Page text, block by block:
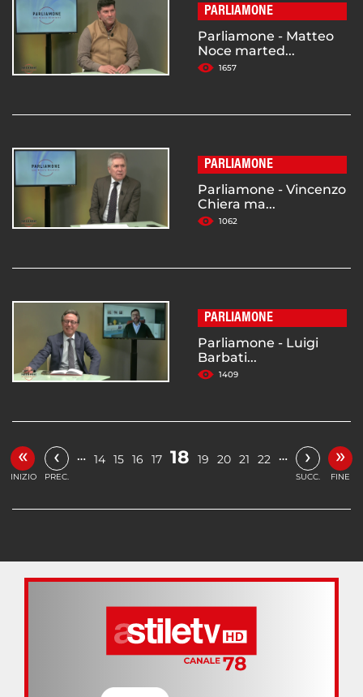
PARLIAMONE
Parliamone - Matteo
Noce marted...
1657
PARLIAMONE
Parliamone - Vincenzo
Chiera ma...
1062
PARLIAMONE
Parliamone - Luigi
Barbati...
1409
«
INIZIO
‹
PREC.
… 14 15 16 17 18 19 20 21 22 … ›
SUCC.
»
FINE